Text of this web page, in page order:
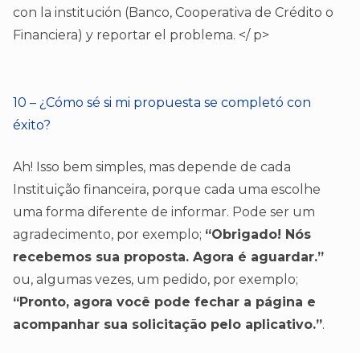
con la institución (Banco, Cooperativa de Crédito o
Financiera) y reportar el problema. </ p>
10 – ¿Cómo sé si mi propuesta se completó con
éxito?
Ah! Isso bem simples, mas depende de cada
Instituição financeira, porque cada uma escolhe
uma forma diferente de informar. Pode ser um
agradecimento, por exemplo; “Obrigado! Nós
recebemos sua proposta. Agora é aguardar.”
ou, algumas vezes, um pedido, por exemplo;
“Pronto, agora você pode fechar a página e
acompanhar sua solicitação pelo aplicativo.”.